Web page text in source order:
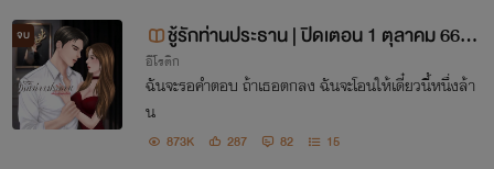
จบ
ชู้รักท่านประธาน | ปิดเตอน 1 ตุลาคม 66 ฉ
บับเต็มในอีบุ๊คเท่านั้น
อีโรติก
ฉันจะรอคำตอบ ถ้าเธอตกลง ฉันจะโอนให้เดี๋ยวนี้หนึ่งล้า
น
873K 287 82 15